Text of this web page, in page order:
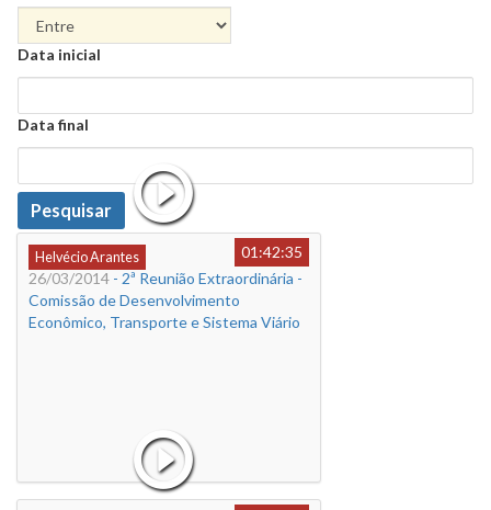
Data
Data inicial
Data
Data final
Data
Pesquisar
Helvécio Arantes
01:42:35
26/03/2014 - 2ª Reunião Extraordinária -
Comissão de Desenvolvimento
Econômico, Transporte e Sistema Viário